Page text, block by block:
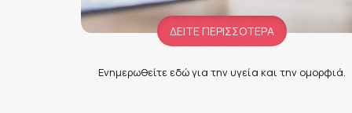
ΔΕΙΤΕ ΠΕΡΙΣΣΟΤΕΡΑ
Ενημερωθείτε εδώ για την υγεία και την ομορφιά.